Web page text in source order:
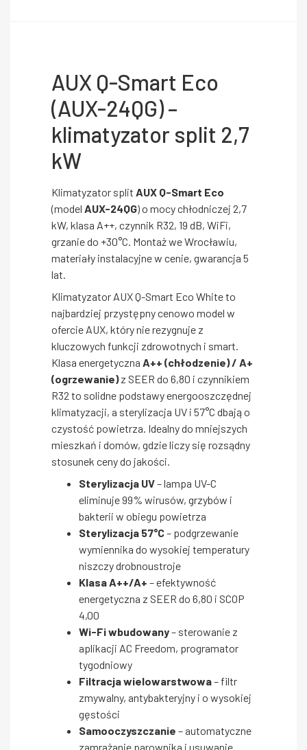
AUX Q-Smart Eco
(AUX-24QG) –
klimatyzator split 2,7
kW
Klimatyzator split AUX Q-Smart Eco
(model AUX-24QG) o mocy chłodniczej 2,7
kW, klasa A++, czynnik R32, 19 dB, WiFi,
grzanie do +30°C. Montaż we Wrocławiu,
materiały instalacyjne w cenie, gwarancja 5
lat.
Klimatyzator AUX Q-Smart Eco White to
najbardziej przystępny cenowo model w
ofercie AUX, który nie rezygnuje z
kluczowych funkcji zdrowotnych i smart.
Klasa energetyczna A++ (chłodzenie) / A+
(ogrzewanie)z SEER do 6,80 i czynnikiem
R32 to solidne podstawy energooszczędnej
klimatyzacji, a sterylizacja UV i 57°C dbają o
czystość powietrza. Idealny do mniejszych
mieszkań i domów, gdzie liczy się rozsądny
stosunek ceny do jakości.
Sterylizacja UV– lampa UV-C
eliminuje 99% wirusów, grzybów i
bakterii w obiegu powietrza
Sterylizacja 57°C– podgrzewanie
wymiennika do wysokiej temperatury
niszczy drobnoustroje
Klasa A++/A+ – efektywność
energetyczna z SEER do 6,80 i SCOP
4,00
Wi-Fi wbudowany– sterowanie z
aplikacji AC Freedom, programator
tygodniowy
Filtracja wielowarstwowa– filtr
zmywalny, antybakteryjny i o wysokiej
gęstości
Samooczyszczanie – automatyczne
zamrażanie parownika i usuwanie